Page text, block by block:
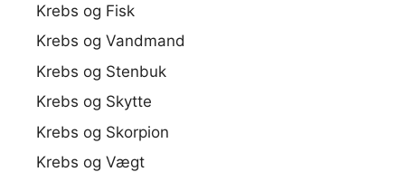
Krebs og Fisk
Krebs og Vandmand
Krebs og Stenbuk
Krebs og Skytte
Krebs og Skorpion
Krebs og Vægt